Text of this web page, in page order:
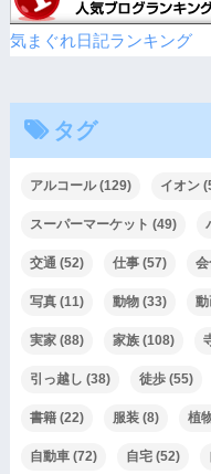
気まぐれ日記ランキング
タグ
アルコール(129) イオン
スーパーマーケット (49)
交通(52) 仕事(57)
写真(11) 動物(33)
実家(88) 家族(108)
引っ越し (38) 徒歩(55)
書籍(22) 服装(8) 植
自動車(72) 自宅(52)